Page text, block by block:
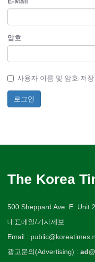
암호
사용자 이름 및 암호 저장
The Korea
500 Sheppard Ave. E. Unit
대표메일/기사제보
Email :
광고문의(Advertising) :